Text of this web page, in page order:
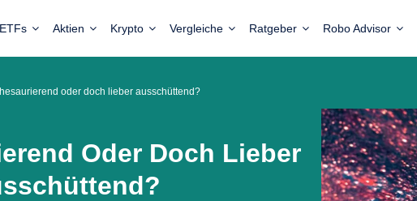
ETFs Aktien Krypto Vergleiche Ratgeber Robo Advisor
oder doch lieber ausschüttend?
Oder Doch Lieber